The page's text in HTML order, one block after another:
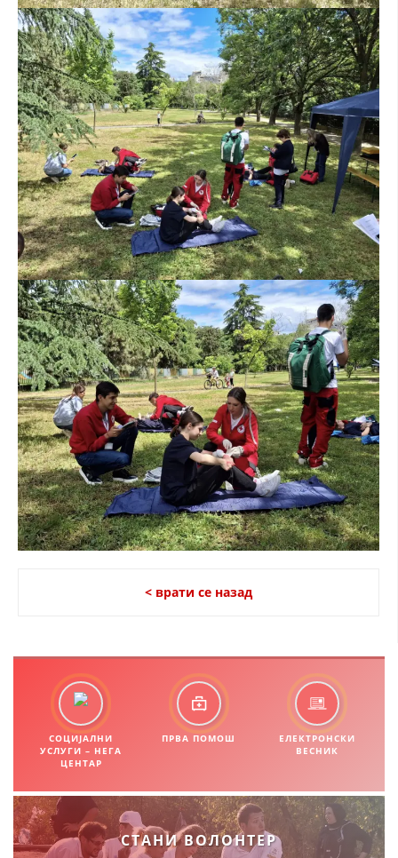
< врати се назад
СОЦИЈАЛНИ
УСЛУГИ – НЕГА
ЦЕНТАР
ПРВА ПОМОШ
ЕЛЕКТРОНСКИ
ВЕСНИК
СТАНИ ВОЛОНТЕР